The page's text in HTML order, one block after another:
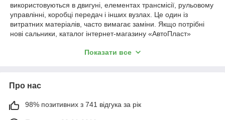
використовуються в двигуні, елементах трансмісії, рульовому
управлінні, коробці передач і інших вузлах. Це один із
витратних матеріалів, часто вимагає заміни. Якщо потрібні
нові сальники, каталог інтернет-магазину «АвтоПласт»
Для чого використовуються сальники
них знаходяться у коленвале. Якщо у автомобіля гумовий
валах.
Крім цього, сальники використовуються для балансира і
Показати все
Про нас
98% позитивних з 741 відгука за рік